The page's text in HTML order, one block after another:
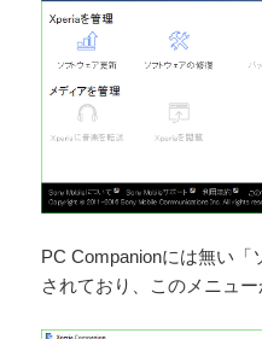
PC Companionには無い「
されており、このメニュー